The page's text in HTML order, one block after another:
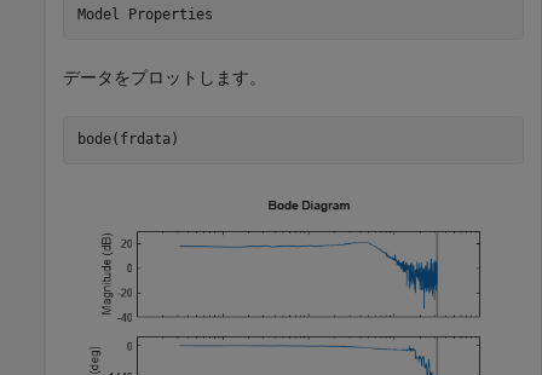
データをプロットします。
bode(frdata)